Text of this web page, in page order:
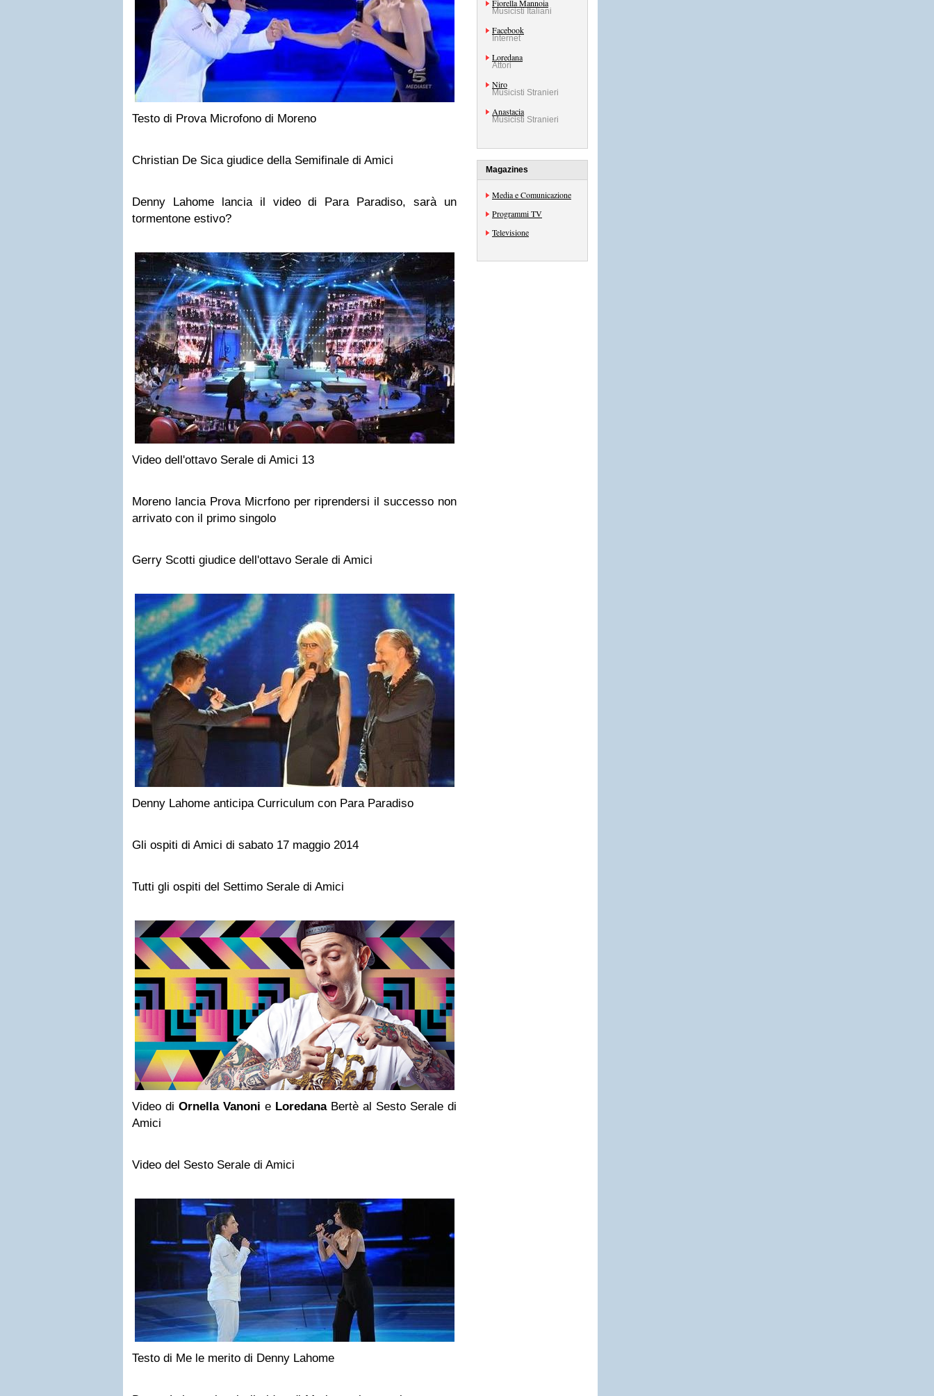
Testo di Prova Microfono di Moreno
Christian De Sica giudice della Semifinale di Amici
Denny Lahome lancia il video di Para Paradiso, sarà un
tormentone estivo?
Video dell'ottavo Serale di Amici 13
Moreno lancia Prova Micrfono per riprendersi il successo non
arrivato con il primo singolo
Gerry Scotti giudice dell'ottavo Serale di Amici
Denny Lahome anticipa Curriculum con Para Paradiso
Gli ospiti di Amici di sabato 17 maggio 2014
Tutti gli ospiti del Settimo Serale di Amici
Video di Ornella Vanoni e LoredanaBertè al Sesto Serale di
Amici
Video del Sesto Serale di Amici
Testo di Me le merito di Denny Lahome
Fiorella Mannoia
Musicisti Italiani
Facebook
Internet
Loredana
Attori
Niro
Musicisti Stranieri
Anastacia
Musicisti Stranieri
Magazines
Media e Comunicazione
Programmi TV
Televisione